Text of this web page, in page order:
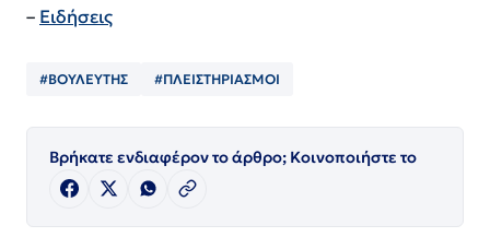
– Ειδήσεις
#ΒΟΥΛΕΥΤΗΣ #ΠΛΕΙΣΤΗΡΙΑΣΜΟΙ
Βρήκατε ενδιαφέρον το άρθρο; Κοινοποιήστε το